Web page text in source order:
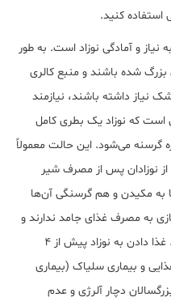
استفاده کنید.
و آمادگی نوزاد است. به طور
بزرگ شده باشند و منبع کالری
نیاز داشته باشند، نیازمند
که نوزاد یک بطری کامل
بعد دوباره گرسنه می‌شود. این حالت معمولاً
از نوزادان پس از مصرف شیر
به مکیدن و هم گرسنگی آن‌ها
کوچکتر از 4 ماه نیازی به مصرف غذای جامد ندارند و
نمی‌توانند به راحتی آن‌ها را قورت دهند. غذا دادن به نوزاد پیش از 4
و بیماری سلیاک (بیماری
دچار آلرژی و عدم